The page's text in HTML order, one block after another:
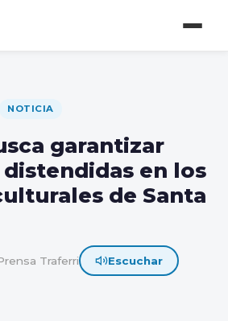
NOTICIA
garantizar
en los
de Santa
Traferri Escuchar